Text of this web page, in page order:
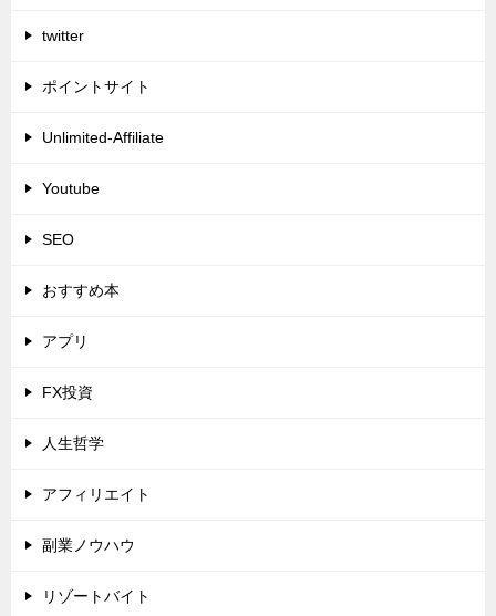
twitter
ポイントサイト
Unlimited-Affiliate
Youtube
SEO
おすすめ本
アプリ
FX投資
人生哲学
アフィリエイト
副業ノウハウ
リゾートバイト